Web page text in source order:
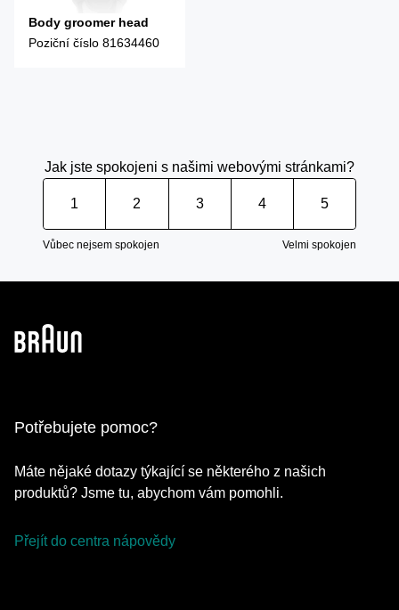
Body groomer head
Poziční číslo 81634460
Jak jste spokojeni s našimi webovými stránkami?
1 2 3 4 5
Vůbec nejsem spokojen Velmi spokojen
Potřebujete pomoc?
Máte nějaké dotazy týkající se některého z našich
produktů? Jsme tu, abychom vám pomohli.
Přejít do centra nápovědy